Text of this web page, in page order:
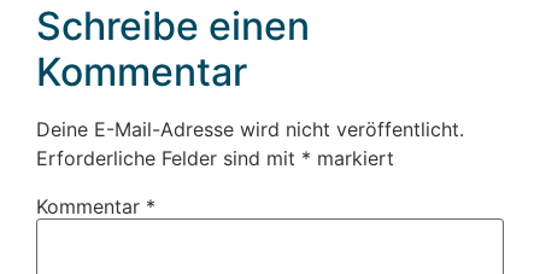
Schreibe einen
Kommentar
Deine E-Mail-Adresse wird nicht veröffentlicht.
Erforderliche Felder sind mit * markiert
Kommentar *